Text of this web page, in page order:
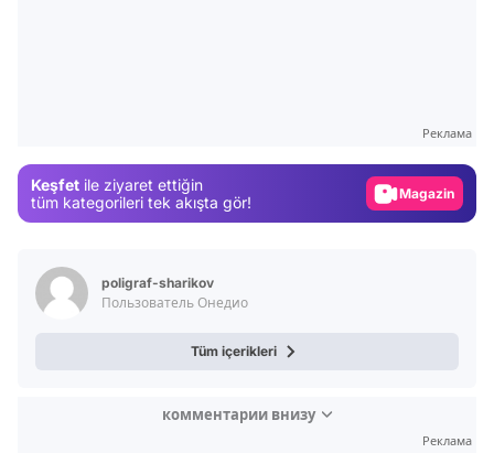
Реклама
Keşfet ile ziyaret ettiğin
tüm kategorileri tek akışta gör!
Video
poligraf-sharikov
Пользователь Онедио
Tüm içerikleri
комментарии внизу
Реклама